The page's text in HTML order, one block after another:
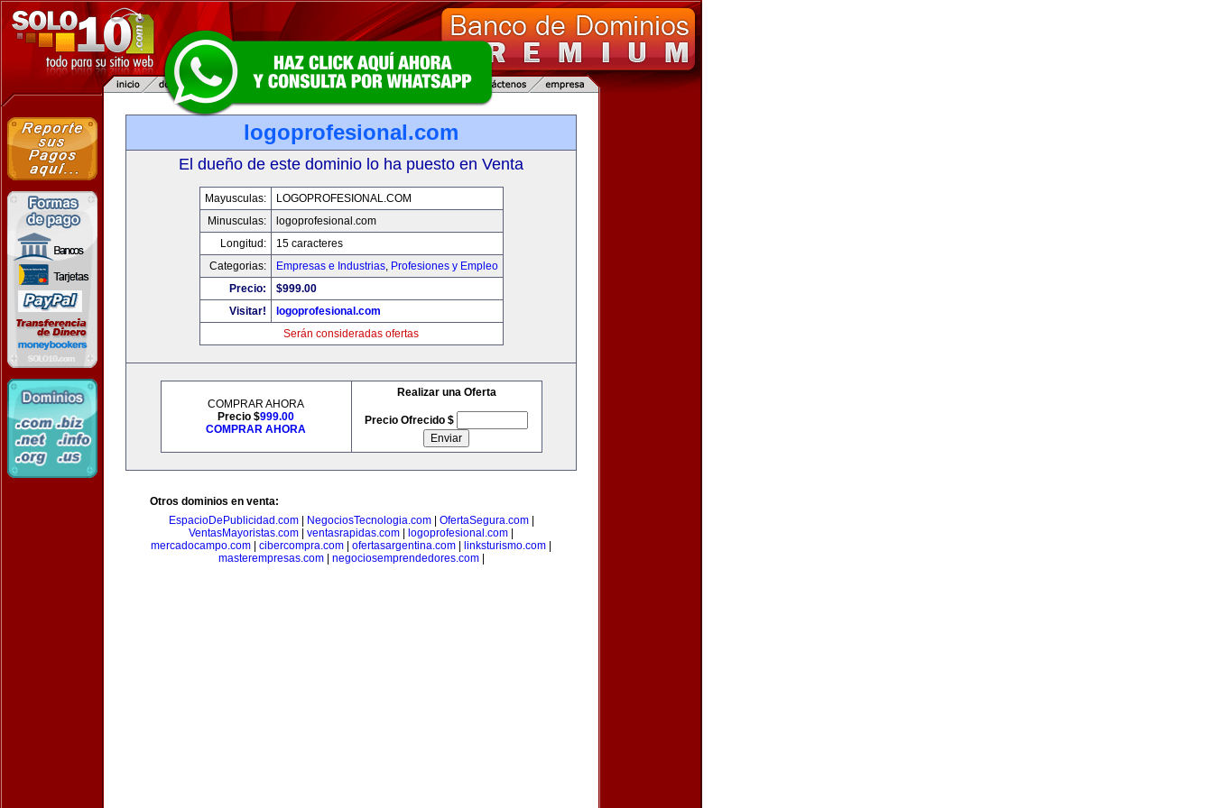
logoprofesional.com
El dueño de este dominio lo ha puesto en Venta
Mayusculas:
LOGOPROFESIONAL.COM
Minusculas:
logoprofesional.com
Longitud:
15 caracteres
Categorias:
Empresas e Industrias, Profesiones y Empleo
Precio:
$999.00
Visitar!
logoprofesional.com
Serán consideradas ofertas
COMPRAR AHORA
Precio $999.00
COMPRAR AHORA
Realizar una Oferta
Precio Ofrecido $
Otros dominios en venta:
EspacioDePublicidad.com| NegociosTecnologia.com| OfertaSegura.com|
VentasMayoristas.com
ventasrapidas.com logoprofesional.com
mercadocampo.com
cibercompra.com ofertasargentina.com linksturismo.com
masterempresas.com| negociosemprendedores.com|